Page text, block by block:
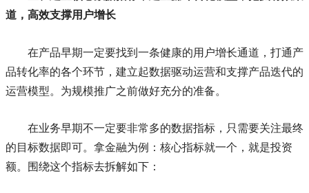
道，高效支撑用户增长
在产品早期一定要找到一条健康的用户增长通道，打通产
品转化率的各个环节，建立起数据驱动运营和支撑产品迭代的
运营模型。为规模推广之前做好充分的准备。
在业务早期不一定要非常多的数据指标，只需要关注最终
的目标数据即可。拿金融为例：核心指标就一个，就是投资
额。围绕这个指标去拆解如下：